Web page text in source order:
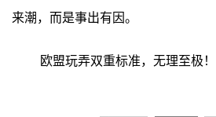
来潮，而是事出有因。
欧盟玩弄双重标准，无理至极！